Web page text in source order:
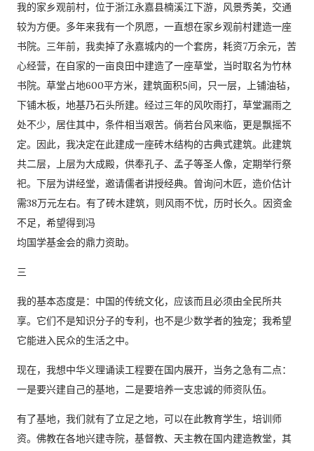
我的家乡观前村，位于浙江永嘉县楠溪江下游，风景秀美，交通
较为方便。多年来我有一个夙愿，一直想在家乡观前村建造一座
书院。三年前，我卖掉了永嘉城内的一个套房，耗资7万余元，苦
心经营，在自家的一亩良田中建造了一座草堂，当时取名为竹林
书院。草堂占地600平方米，建筑面积5间，只一层，上铺油毡，
下铺木板，地基乃石头所建。经过三年的风吹雨打，草堂漏雨之
处不少，居住其中，条件相当艰苦。倘若台风来临，更是飘摇不
定。因此，我决定在此建成一座砖木结构的古典式建筑。此建筑
共二层，上层为大成殿，供奉孔子、孟子等圣人像，定期举行祭
祀。下层为讲经堂，邀请儒者讲授经典。曾询问木匠，造价估计
需38万元左右。有了砖木建筑，则风雨不忧，历时长久。因资金
不足，希望得到冯
均国学基金会的鼎力资助。
三
我的基本态度是：中国的传统文化，应该而且必须由全民所共
享。它们不是知识分子的专利，也不是少数学者的独宠；我希望
它能进入民众的生活之中。
现在，我想中华义理诵读工程要在国内展开，当务之急有二点：
一是要兴建自己的基地，二是要培养一支忠诚的师资队伍。
有了基地，我们就有了立足之地，可以在此教育学生，培训师
资。佛教在各地兴建寺院，基督教、天主教在国内建造教堂，其